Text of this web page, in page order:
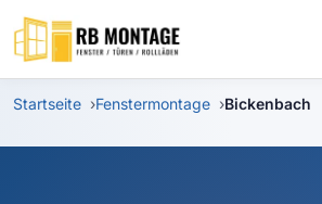
Zum Hauptinhalt springen
Startseite Fenstermontage Bickenbach